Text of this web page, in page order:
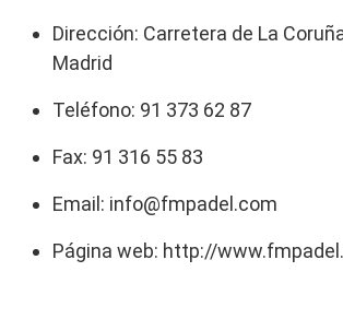
Dirección: Carretera de La
Madrid
Teléfono: 91 373 62 87
Fax: 91 316 55 83
Email: info@fmpadel.com
Página web: http://